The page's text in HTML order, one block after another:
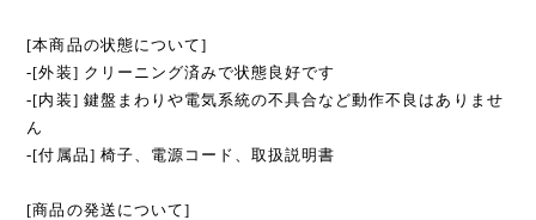
[本商品の状態について]
-[外装] クリーニング済みで状態良好です
-[内装] 鍵盤まわりや電気系統の不具合など動作不良はありませ
ん
-[付属品] 椅子、電源コード、取扱説明書
[商品の発送について]